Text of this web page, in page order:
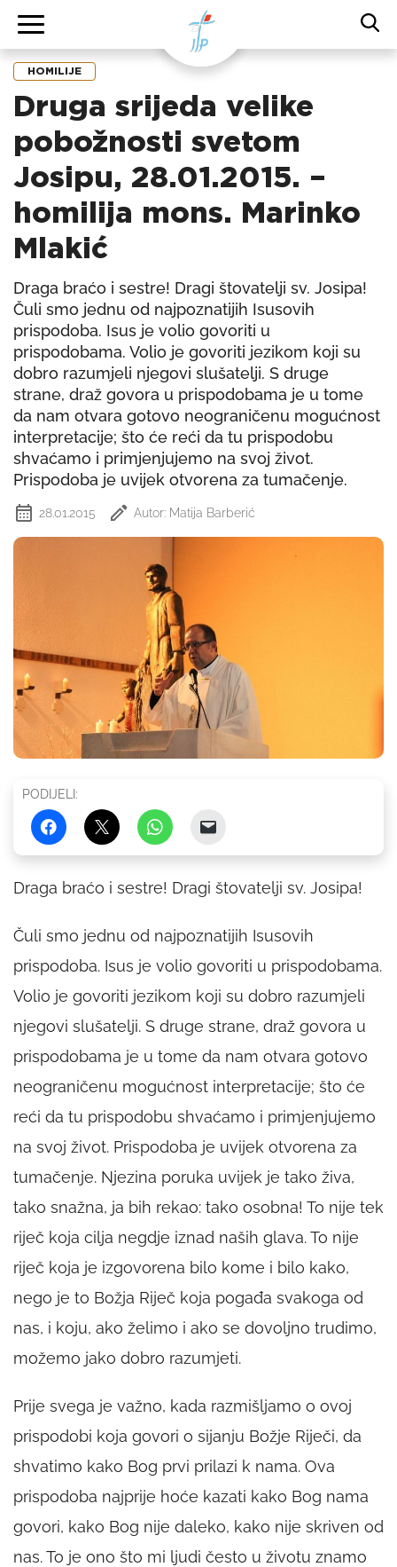
HOMILIJE
Druga srijeda velike
pobožnosti svetom
Josipu, 28.01.2015. –
homilija mons. Marinko
Mlakić
Draga braćo i sestre! Dragi štovatelji sv. Josipa!
Čuli smo jednu od najpoznatijih Isusovih
prispodoba. Isus je volio govoriti u
prispodobama. Volio je govoriti jezikom koji su
dobro razumjeli njegovi slušatelji. S druge
strane, draž govora u prispodobama je u tome
da nam otvara gotovo neograničenu mogućnost
interpretacije; što će reći da tu prispodobu
shvaćamo i primjenjujemo na svoj život.
Prispodoba je uvijek otvorena za tumačenje.
28.01.2015 Autor: Matija Barberić
PODIJELI:
Draga braćo i sestre! Dragi štovatelji sv. Josipa!
Čuli smo jednu od najpoznatijih Isusovih
prispodoba. Isus je volio govoriti u prispodobama.
Volio je govoriti jezikom koji su dobro razumjeli
njegovi slušatelji. S druge strane, draž govora u
prispodobama je u tome da nam otvara gotovo
neograničenu mogućnost interpretacije; što će
reći da tu prispodobu shvaćamo i primjenjujemo
na svoj život. Prispodoba je uvijek otvorena za
tumačenje. Njezina poruka uvijek je tako živa,
tako snažna, ja bih rekao: tako osobna! To nije tek
riječ koja cilja negdje iznad naših glava. To nije
riječ koja je izgovorena bilo kome i bilo kako,
nego je to Božja Riječ koja pogađa svakoga od
nas, i koju, ako želimo i ako se dovoljno trudimo,
možemo jako dobro razumjeti.
Prije svega je važno, kada razmišljamo o ovoj
prispodobi koja govori o sijanju Božje Riječi, da
shvatimo kako Bog prvi prilazi k nama. Ova
prispodoba najprije hoće kazati kako Bog nama
govori, kako Bog nije daleko, kako nije skriven od
nas. To je ono što mi ljudi često u životu znamo